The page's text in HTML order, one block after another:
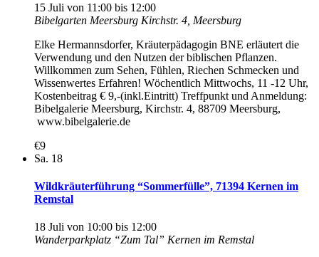
15 Juli von 11:00 bis 12:00
Bibelgarten Meersburg Kirchstr. 4, Meersburg
Elke Hermannsdorfer, Kräuterpädagogin BNE erläutert die
Verwendung und den Nutzen der biblischen Pflanzen.
Willkommen zum Sehen, Fühlen, Riechen Schmecken und
Wissenwertes Erfahren! Wöchentlich Mittwochs, 11 -12 Uhr,
Kostenbeitrag € 9,-(inkl.Eintritt) Treffpunkt und Anmeldung:
Bibelgalerie Meersburg, Kirchstr. 4, 88709 Meersburg,
www.bibelgalerie.de
€9
Sa. 18
Wildkräuterführung “Sommerfülle”, 71394 Kernen im
Remstal
18 Juli von 10:00 bis 12:00
Wanderparkplatz “Zum Tal” Kernen im Remstal